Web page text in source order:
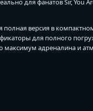
для фанатов Sir, You
полная версия в
для полного
максимум адреналина и